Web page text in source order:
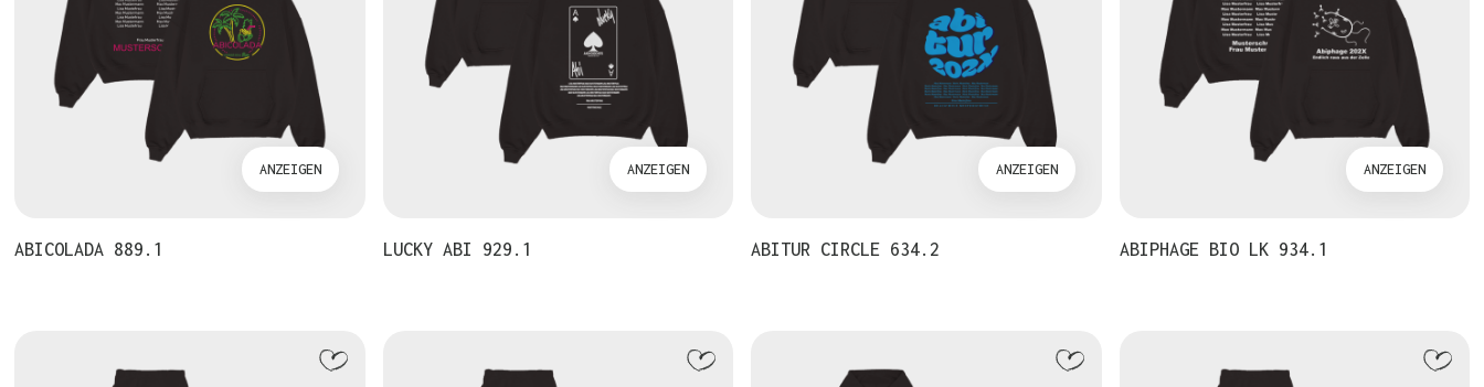
ANZEIGEN
ABICOLADA 889.1
ANZEIGEN
LUCKY ABI 929.1
ANZEIGEN
ABITUR CIRCLE 634.2
ANZEIGEN
ABIPHAGE BIO LK 934.1